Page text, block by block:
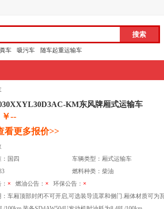
车 吸污车 随车起重运输车
KM东风牌厢式运输车
￥--
看更多报价>>
国四
车辆类型：厢式运输车
燃料种类：柴油
× 燃油公告： × 环保公告： ×
车厢顶部封闭不可开启,可选装导流罩和侧门.厢体材质可为